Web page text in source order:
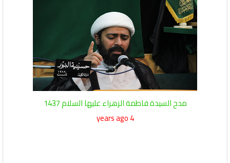
مدح السيدة فاطمة الزهراء عليها السلام 1437
4 years ago